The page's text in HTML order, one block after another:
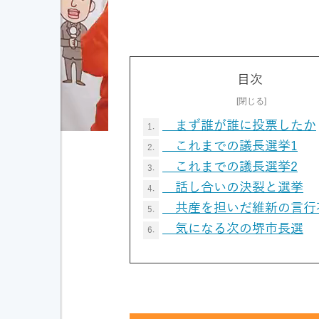
目次
1. まず誰が誰に投票したか
2. これまでの議長選挙1
3. これまでの議長選挙2
4. 話し合いの決裂と選挙
5. 共産を担いだ維新の言行
6. 気になる次の堺市長選